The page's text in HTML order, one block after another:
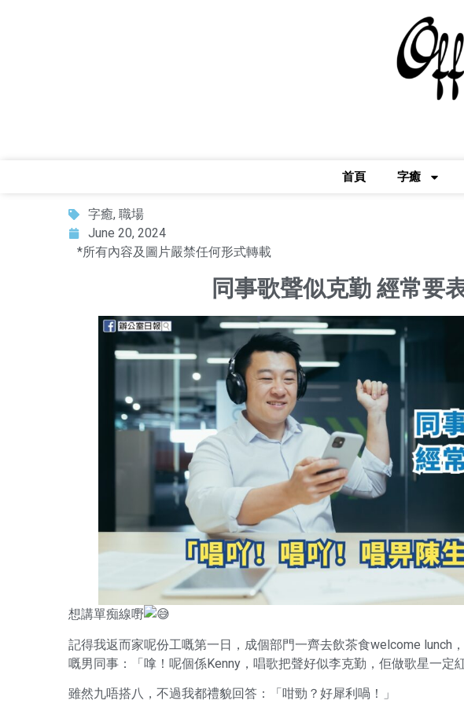
首頁 字癒
字癒, 職場
June 20, 2024
*所有內容及圖片嚴禁任何形式轉載
同事歌聲似克勤 經常要
想講單痴線嘢
記得我返而家呢份工嘅第一日，成個部門一齊去飲茶食welcome lunch
嘅男同事：「嗱！呢個係Kenny，唱歌把聲好似李克勤，佢做歌星一定紅
雖然九唔搭八，不過我都禮貌回答：「咁勁？好犀利喎！」